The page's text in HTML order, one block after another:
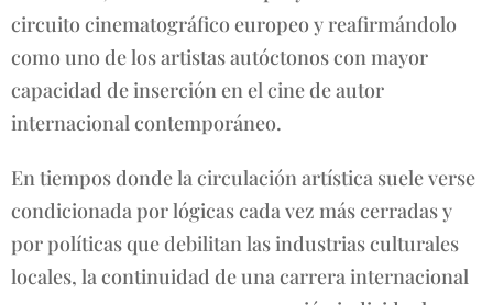
circuito cinematográfico europeo y reafirmándolo
como uno de los artistas autóctonos con mayor
capacidad de inserción en el cine de autor
internacional contemporáneo.
En tiempos donde la circulación artística suele verse
condicionada por lógicas cada vez más cerradas y
por políticas que debilitan las industrias culturales
locales, la continuidad de una carrera internacional